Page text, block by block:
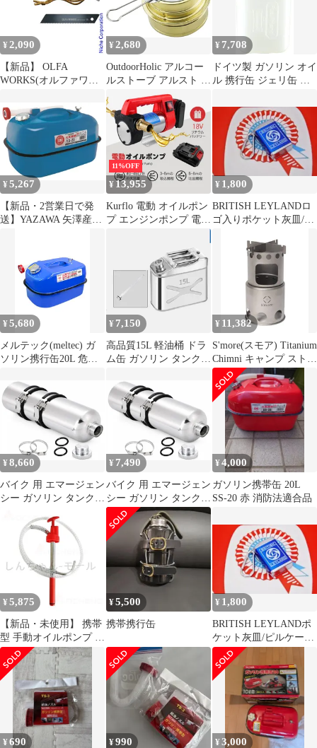
¥ 2,090
【新品】 OLFA
WORKS(オルファワー
ドナイフ FK1 アッシュ
グレー &替え刃セット
波刃 アウトドアナイフ
キャンプ
¥ 2,680
OutdoorHolic アルコー
ルストーブ アルスト ア
ルコールバーナー キャ
ンプ 登山 携帯 コンパ
クト 調理
¥ 7,708
ドイツ製 ガソリン オイ
ル 携行缶 ジェリ缶 燃
サイドバッグ バイク 車
車載 予備 タンク アウ
トドア 国連規格 UNEG
(White 2L) [White 2L]
¥5,267
【新品・2営業日で発
送】YAZAWA 矢澤産業
11%OFF
¥ 13,955
Kurflo 電動 オイルポン
プ エンジンポンプ 電動
ポンプ 充電式 自吸式ポ
ンプ 1500mAhリチウム
バッテリー付属 高出力
45L/min 軽油 灯油用 携
帯型 工事現場 漁船 農
機対応
¥ 1,800
BRITISH LEYLANDロ
ゴ入りポケット灰皿/ピ
¥5,680
メルテック(meltec) ガ
ソリン携行缶20L 危険
用 ブルー FZD-20A
¥ 7,150
高品質15L 軽油桶 ドラ
ム缶 ガソリン タンクス
缶 燃料タンク 携行缶
アウトドア用品
¥ 11,382
S'more(スモア) Titanium
Chimni キャンプ ストー
ブ コンロ 焚火台 たき
火 ソロキャンプ カマド
調理器具 アウトドア チ
ムニー たき火台 コンパ
クト 木炭追加用開口
¥8,660
バイク 用 エマージェン
シー ガソリン タンク
備タンク 固定バンド パ
ッキン 付属 汎用品
(1.5L) [1.5L]
¥ 7,490
バイク 用 エマージェン
シー ガソリン タンク
ステンレス製 携行缶 予
備タンク 固定バンド パ
ッキン 付属 汎用品
(1.0L) [1.0L]
¥4,000
ガソリン携帯缶 20L
SS-20 赤 消防法適合品
¥ 5,875
【新品・未使用】 携帯
型 手動オイルポンプ ド
ラム缶用 給油ポンプ 縦
型手押し式 軽量ポータ
ブルポンプ 作業用 燃料
移送ポンプ
¥5,500
携帯携行缶
¥ 1,800
BRITISH LEYLANDポ
ケット灰皿/ピルケース/
ミニ/英国車/MINI
¥690 ¥990 ¥3,000